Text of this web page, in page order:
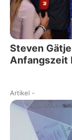
Steven
Anfangszeit
Artikel -